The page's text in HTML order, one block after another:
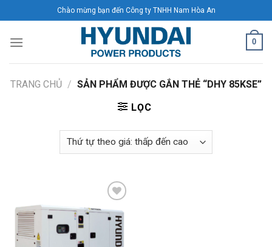
to
content
Chào mừng bạn đến Công ty TNHH Nam Hòa An
0
TRANG CHỦ / SẢN PHẨM ĐƯỢC GẮN THẺ “DHY 85KSE”
LỌC
Add to
Wishlist